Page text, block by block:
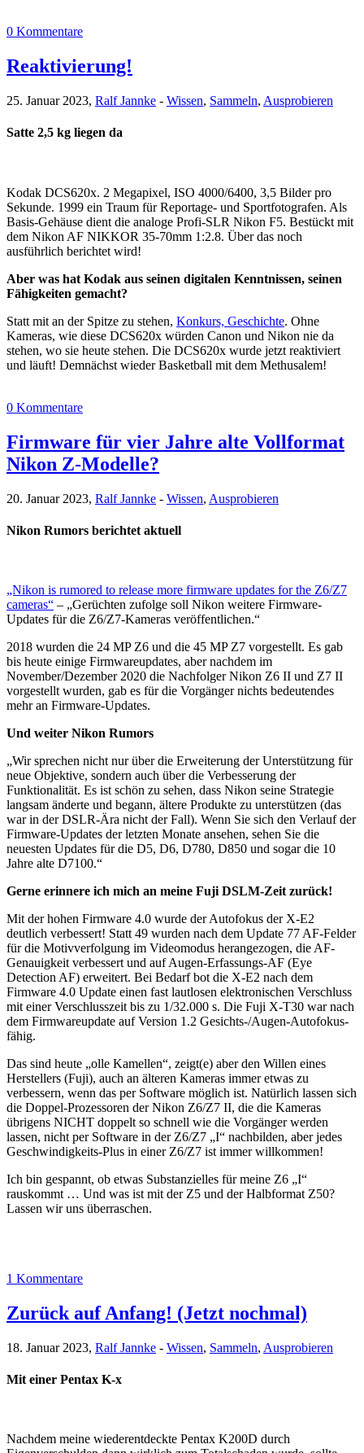
0 Kommentare
Reaktivierung!
25. Januar 2023, Ralf Jannke - Wissen, Sammeln, Ausprobieren
Satte 2,5 kg liegen da
Kodak DCS620x. 2 Megapixel, ISO 4000/6400, 3,5 Bilder pro
Sekunde. 1999 ein Traum für Reportage- und Sportfotografen. Als
Basis-Gehäuse dient die analoge Profi-SLR Nikon F5. Bestückt mit
dem Nikon AF NIKKOR 35-70mm 1:2.8. Über das noch
ausführlich berichtet wird!
Aber was hat Kodak aus seinen digitalen Kenntnissen, seinen
Fähigkeiten gemacht?
Statt mit an der Spitze zu stehen, Konkurs, Geschichte. Ohne
Kameras, wie diese DCS620x würden Canon und Nikon nie da
stehen, wo sie heute stehen. Die DCS620x wurde jetzt reaktiviert
und läuft! Demnächst wieder Basketball mit dem Methusalem!
0 Kommentare
Firmware für vier Jahre alte Vollformat
Nikon Z-Modelle?
20. Januar 2023, Ralf Jannke - Wissen, Ausprobieren
Nikon Rumors berichtet aktuell
„Nikon is rumored to release more firmware updates for the Z6/Z7
cameras“ – „Gerüchten zufolge soll Nikon weitere Firmware-
Updates für die Z6/Z7-Kameras veröffentlichen.“
2018 wurden die 24 MP Z6 und die 45 MP Z7 vorgestellt. Es gab
bis heute einige Firmwareupdates, aber nachdem im
November/Dezember 2020 die Nachfolger Nikon Z6 II und Z7 II
vorgestellt wurden, gab es für die Vorgänger nichts bedeutendes
mehr an Firmware-Updates.
Und weiter Nikon Rumors
„Wir sprechen nicht nur über die Erweiterung der Unterstützung für
neue Objektive, sondern auch über die Verbesserung der
Funktionalität. Es ist schön zu sehen, dass Nikon seine Strategie
langsam änderte und begann, ältere Produkte zu unterstützen (das
war in der DSLR-Ära nicht der Fall). Wenn Sie sich den Verlauf der
Firmware-Updates der letzten Monate ansehen, sehen Sie die
neuesten Updates für die D5, D6, D780, D850 und sogar die 10
Jahre alte D7100.“
Gerne erinnere ich mich an meine Fuji DSLM-Zeit zurück!
Mit der hohen Firmware 4.0 wurde der Autofokus der X-E2
deutlich verbessert! Statt 49 wurden nach dem Update 77 AF-Felder
für die Motivverfolgung im Videomodus herangezogen, die AF-
Genauigkeit verbessert und auf Augen-Erfassungs-AF (Eye
Detection AF) erweitert. Bei Bedarf bot die X-E2 nach dem
Firmware 4.0 Update einen fast lautlosen elektronischen Verschluss
mit einer Verschlusszeit bis zu 1/32.000 s. Die Fuji X-T30 war nach
dem Firmwareupdate auf Version 1.2 Gesichts-/Augen-Autofokus-
fähig.
Das sind heute „olle Kamellen“, zeigt(e) aber den Willen eines
Herstellers (Fuji), auch an älteren Kameras immer etwas zu
verbessern, wenn das per Software möglich ist. Natürlich lassen sich
die Doppel-Prozessoren der Nikon Z6/Z7 II, die die Kameras
übrigens NICHT doppelt so schnell wie die Vorgänger werden
lassen, nicht per Software in der Z6/Z7 „I“ nachbilden, aber jedes
Geschwindigkeits-Plus in einer Z6/Z7 ist immer willkommen!
Ich bin gespannt, ob etwas Substanzielles für meine Z6 „I“
rauskommt … Und was ist mit der Z5 und der Halbformat Z50?
Lassen wir uns überraschen.
1 Kommentare
Zurück auf Anfang! (Jetzt nochmal)
18. Januar 2023, Ralf Jannke - Wissen, Sammeln, Ausprobieren
Mit einer Pentax K-x
Nachdem meine wiederentdeckte Pentax K200D durch